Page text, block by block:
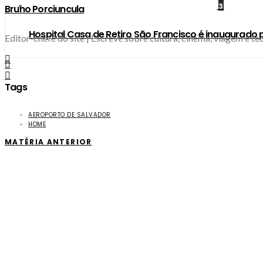
3
Hospital Casa de Retiro São Francisco é
Bruno Porciuncula
Editor-chefe do site | Escreve sobre cultura, cinema, viagem e
Tags
AEROPORTO DE SALVADOR
HOME
MATÉRIA ANTERIOR